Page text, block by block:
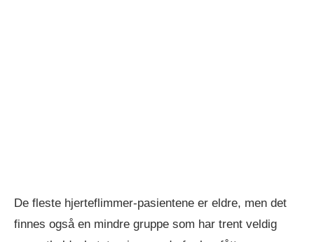
De fleste hjerteflimmer-pasientene er eldre, men det
finnes også en mindre gruppe som har trent veldig